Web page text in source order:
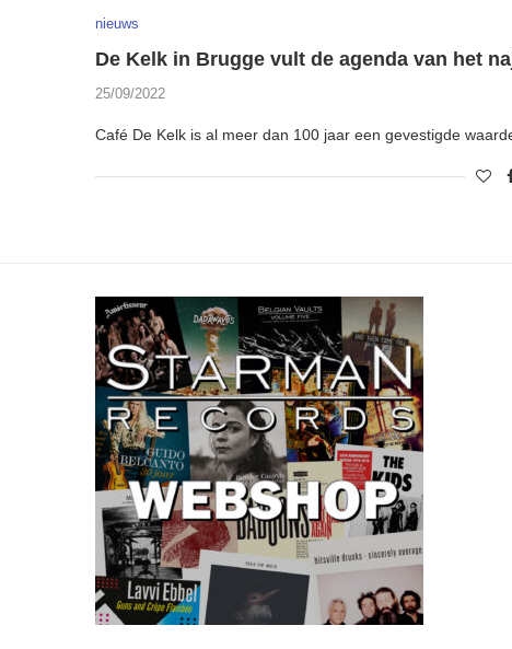
nieuws
De Kelk in Brugge vult de agenda van het
25/09/2022
Café De Kelk is al meer dan 100 jaar een gevestigde